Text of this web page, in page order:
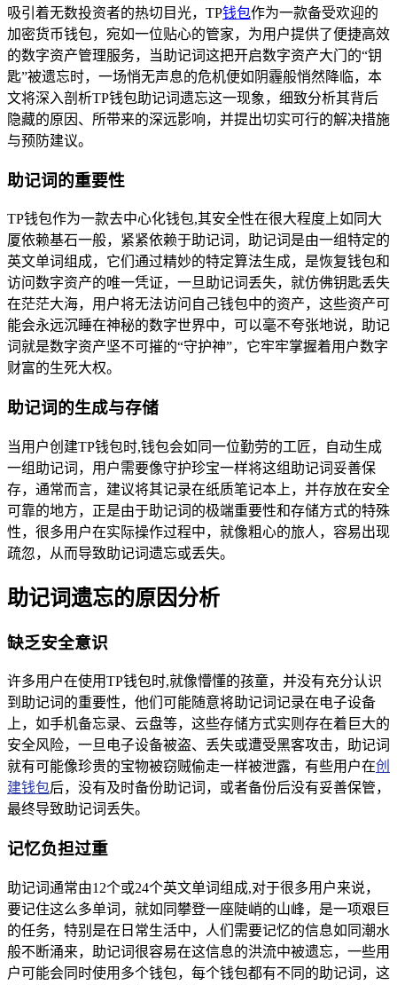
吸引着无数投资者的热切目光，TP钱包作为一款备受欢迎的
加密货币钱包，宛如一位贴心的管家，为用户提供了便捷高效
的数字资产管理服务，当助记词这把开启数字资产大门的“钥
匙”被遗忘时，一场悄无声息的危机便如阴霾般悄然降临，本
文将深入剖析TP钱包助记词遗忘这一现象，细致分析其背后
隐藏的原因、所带来的深远影响，并提出切实可行的解决措施
与预防建议。
助记词的重要性
TP钱包作为一款去中心化钱包,其安全性在很大程度上如同大
厦依赖基石一般，紧紧依赖于助记词，助记词是由一组特定的
英文单词组成，它们通过精妙的特定算法生成，是恢复钱包和
访问数字资产的唯一凭证，一旦助记词丢失，就仿佛钥匙丢失
在茫茫大海，用户将无法访问自己钱包中的资产，这些资产可
能会永远沉睡在神秘的数字世界中，可以毫不夸张地说，助记
词就是数字资产坚不可摧的“守护神”，它牢牢掌握着用户数字
财富的生死大权。
助记词的生成与存储
当用户创建TP钱包时,钱包会如同一位勤劳的工匠，自动生成
一组助记词，用户需要像守护珍宝一样将这组助记词妥善保
存，通常而言，建议将其记录在纸质笔记本上，并存放在安全
可靠的地方，正是由于助记词的极端重要性和存储方式的特殊
性，很多用户在实际操作过程中，就像粗心的旅人，容易出现
疏忽，从而导致助记词遗忘或丢失。
助记词遗忘的原因分析
缺乏安全意识
许多用户在使用TP钱包时,就像懵懂的孩童，并没有充分认识
到助记词的重要性，他们可能随意将助记词记录在电子设备
上，如手机备忘录、云盘等，这些存储方式实则存在着巨大的
安全风险，一旦电子设备被盗、丢失或遭受黑客攻击，助记词
就有可能像珍贵的宝物被窃贼偷走一样被泄露，有些用户在创
建钱包后，没有及时备份助记词，或者备份后没有妥善保管，
最终导致助记词丢失。
记忆负担过重
助记词通常由12个或24个英文单词组成,对于很多用户来说，
要记住这么多单词，就如同攀登一座陡峭的山峰，是一项艰巨
的任务，特别是在日常生活中，人们需要记忆的信息如同潮水
般不断涌来，助记词很容易在这信息的洪流中被遗忘，一些用
户可能会同时使用多个钱包，每个钱包都有不同的助记词，这